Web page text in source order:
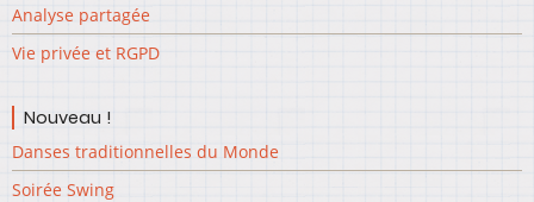
Analyse partagée
Vie privée et RGPD
Nouveau !
Danses traditionnelles du Monde
Soirée Swing